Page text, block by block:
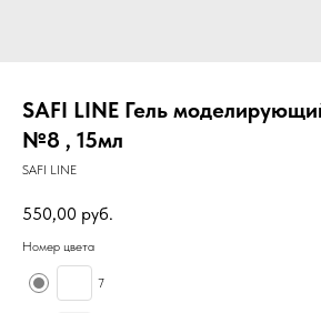
SAFI LINE Гель
№8 , 15мл
SAFI LINE
550,00 руб.
Номер цвета
7